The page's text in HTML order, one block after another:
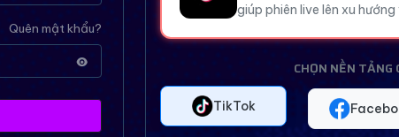
Quên mật khẩu?
giúp phiên live lên xu
CHỌN NỀN TẢNG
TikTok